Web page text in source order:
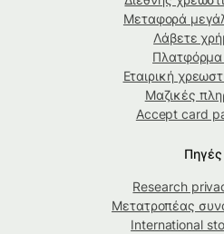
Μεταφορά
Λάβετε
Πλατφόρμα
Εταιρική
Μαζικές
Accept card
Πηγές
Research
Μετατροπέας
International